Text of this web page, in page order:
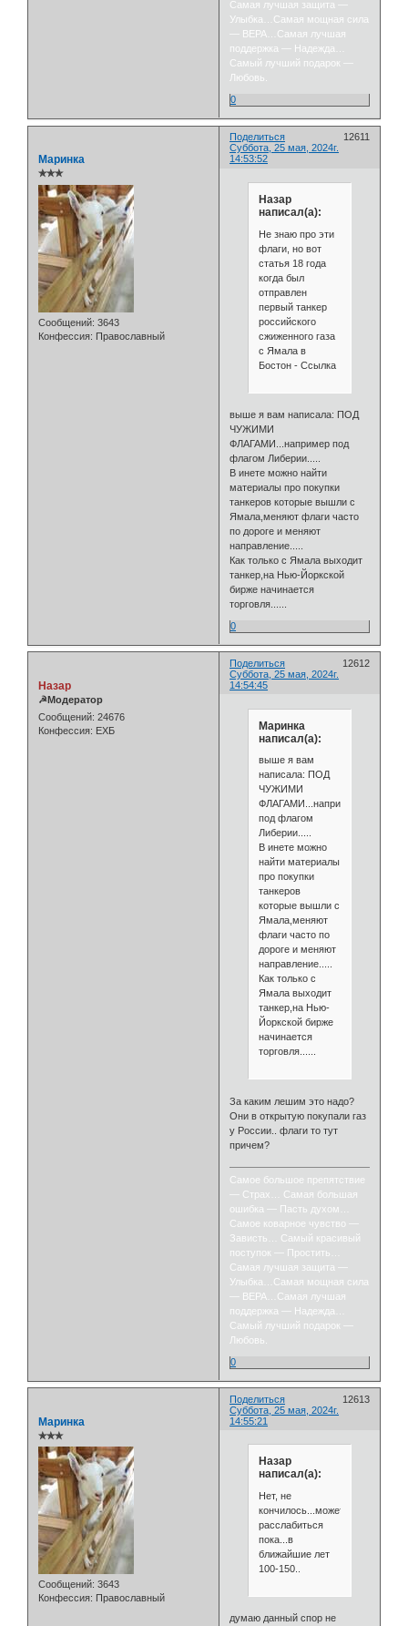
Самая лучшая защита —
Улыбка…Самая мощная сила
— ВЕРА…Самая лучшая
поддержка — Надежда…
Самый лучший подарок —
Любовь.
0
Поделиться
12611
Суббота, 25 мая, 2024г.
14:53:52
Маринка
✯✯✯
Сообщений: 3643
Конфессия: Православный
Назар
написал(а):
Не знаю про эти
флаги, но вот
статья 18 года
когда был
отправлен
первый танкер
российского
сжиженного газа
с Ямала в
Бостон - Ссылка
выше я вам написала: ПОД
ЧУЖИМИ
ФЛАГАМИ...например под
флагом Либерии.....
В инете можно найти
материалы про покупки
танкеров которые вышли с
Ямала,меняют флаги часто
по дороге и меняют
направление.....
Как только с Ямала выходит
танкер,на Нью-Йоркской
бирже начинается
торговля......
0
Поделиться
12612
Суббота, 25 мая, 2024г.
14:54:45
Назар
☭Модератор
Сообщений: 24676
Конфессия: ЕХБ
Маринка
написал(а):
выше я вам
написала: ПОД
ЧУЖИМИ
ФЛАГАМИ...например
под флагом
Либерии.....
В инете можно
найти материалы
про покупки
танкеров
которые вышли с
Ямала,меняют
флаги часто по
дороге и меняют
направление.....
Как только с
Ямала выходит
танкер,на Нью-
Йоркской бирже
начинается
торговля......
За каким лешим это надо?
Они в открытую покупали газ
у России.. флаги то тут
причем?
Самое большое препятствие
— Страх… Самая большая
ошибка — Пасть духом…
Самое коварное чувство —
Зависть… Самый красивый
поступок — Простить…
Самая лучшая защита —
Улыбка…Самая мощная сила
— ВЕРА…Самая лучшая
поддержка — Надежда…
Самый лучший подарок —
Любовь.
0
Поделиться
12613
Суббота, 25 мая, 2024г.
14:55:21
Маринка
✯✯✯
Сообщений: 3643
Конфессия: Православный
Назар
написал(а):
Нет, не
кончилось...можете
расслабиться
пока...в
ближайшие лет
100-150..
думаю данный спор не